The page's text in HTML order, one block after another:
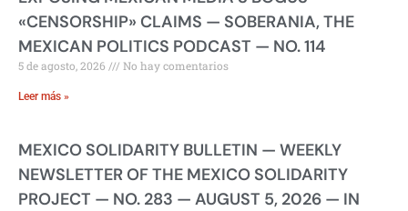
«CENSORSHIP» CLAIMS — SOBERANIA, THE
MEXICAN POLITICS PODCAST — NO. 114
5 de agosto, 2026 No hay comentarios
Leer más »
MEXICO SOLIDARITY BULLETIN — WEEKLY
NEWSLETTER OF THE MEXICO SOLIDARITY
PROJECT — NO. 283 — AUGUST 5, 2026 — IN